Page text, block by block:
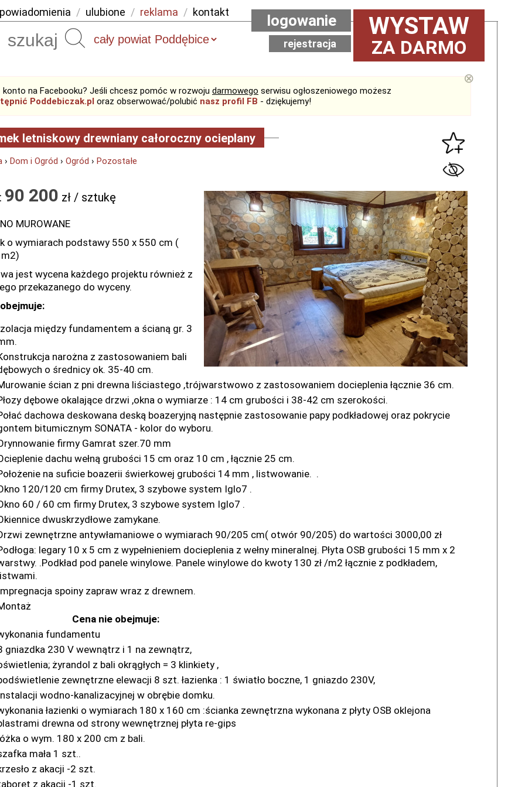
powiadomienia / ulubione / reklama / kontakt
Szukaj WYSTAW
ZA DARMO
logowanie
rejestracja
konto na Facebooku? Jeśli chcesz pomóc w rozwoju darmowego serwisu ogłoszeniowego możesz
Poddebiczak.pl oraz obserwować/polubić nasz profil FB - dziękujemy!
⊗
letniskowy drewniany całoroczny ocieplany
› Dom i Ogród › Ogród › Pozostałe
90 200 zł / sztukę
MUROWANE
o wymiarach podstawy 550 x 550 cm (
jest wycena każdego projektu również z
przekazanego do wyceny.
między fundamentem a ścianą gr. 3
narożna z zastosowaniem bali
o średnicy ok. 35-40 cm.
ścian z pni drewna liściastego ,trójwarstwowo z zastosowaniem docieplenia łącznie 36 cm.
dębowe okalające drzwi ,okna o wymiarze : 14 cm grubości i 38-42 cm szerokości.
dachowa deskowana deską boazeryjną następnie zastosowanie papy podkładowej oraz pokrycie
bitumicznym SONATA - kolor do wyboru.
firmy Gamrat szer.70 mm
dachu wełną grubości 15 cm oraz 10 cm , łącznie 25 cm.
na suficie boazerii świerkowej grubości 14 mm , listwowanie. .
120/120 cm firmy Drutex, 3 szybowe system Iglo7 .
60 / 60 cm firmy Drutex, 3 szybowe system Iglo7 .
dwuskrzydłowe zamykane.
zewnętrzne antywłamaniowe o wymiarach 90/205 cm( otwór 90/205) do wartości 3000,00 zł
legary 10 x 5 cm z wypełnieniem docieplenia z wełny mineralnej. Płyta OSB grubości 15 mm x 2
.Podkład pod panele winylowe. Panele winylowe do kwoty 130 zł /m2 łącznie z podkładem,
spoiny zapraw wraz z drewnem.
Cena nie obejmuje:
fundamentu
gniazdka 230 V wewnątrz i 1 na zewnątrz,
żyrandol z bali okrągłych = 3 klinkiety ,
zewnętrzne elewacji 8 szt. łazienka : 1 światło boczne, 1 gniazdo 230V,
wodno-kanalizacyjnej w obrębie domku.
łazienki o wymiarach 180 x 160 cm :ścianka zewnętrzna wykonana z płyty OSB oklejona
drewna od strony wewnętrznej płyta re-gips
o wym. 180 x 200 cm z bali.
mała 1 szt..
z akacji -2 szt.
z akacji -1 szt.